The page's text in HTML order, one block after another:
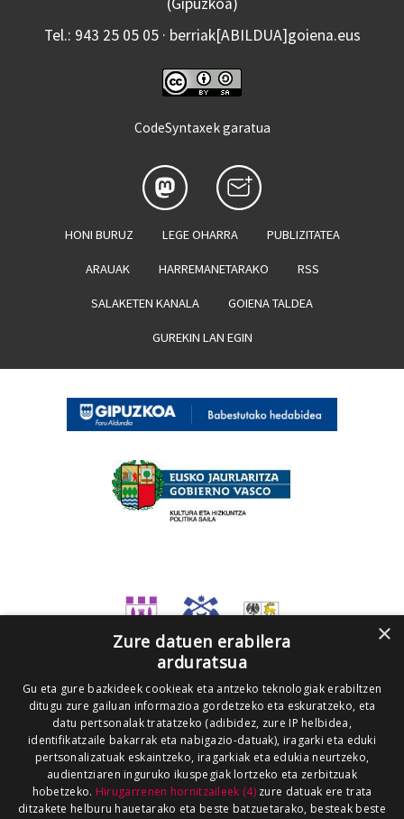
Tel.: 943 25 05 05 · berriak[ABILDUA]goiena.eus
CodeSyntaxek garatua
HONI BURUZ LEGE OHARRA PUBLIZITATEA
ARAUAK HARREMANETARAKO RSS
SALAKETEN KANALA GOIENA TALDEA
GUREKIN LAN EGIN
×
Zure datuen erabilera
arduratsua
Gu eta gure bazkideek cookieak eta antzeko teknologiak erabiltzen
ditugu zure gailuan informazioa gordetzeko eta eskuratzeko, eta
datu pertsonalak tratatzeko (adibidez, zure IP helbidea,
identifikatzaile bakarrak eta nabigazio-datuak), iragarki eta eduki
pertsonalizatuak eskaintzeko, iragarkiak eta edukia neurtzeko,
audientziaren inguruko ikuspegiak lortzeko eta zerbitzuak
hobetzeko. Hirugarrenen hornitzaileek (4)zure datuak ere trata
ditzakete helburu hauetarako eta beste batzuetarako, besteak beste